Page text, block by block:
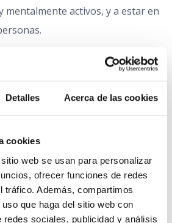
Detalles Acerca de las cookies
cookies
web se usan para personalizar
ofrecer funciones de redes
tráfico. Además, compartimos
que haga del sitio web con
redes sociales, publicidad y análisis
mentalmente activos, y a estar en
incluir actividades como
ejercicio regular, voluntariado
Estas actividades nos
de aprender cosas nuevas,
nos aleja de la sensación de
que a veces puede surgir.